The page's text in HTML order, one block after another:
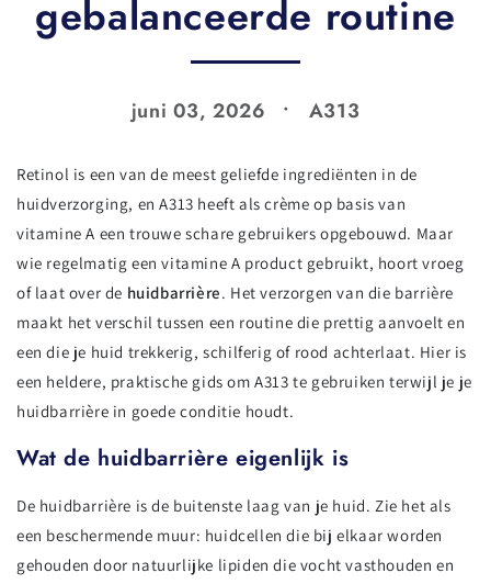
gebalanceerde routine
juni 03, 2026 A313
Retinol is een van de meest geliefde ingrediënten in de
huidverzorging, en A313 heeft als crème op basis van
vitamine A een trouwe schare gebruikers opgebouwd. Maar
wie regelmatig een vitamine A product gebruikt, hoort vroeg
of laat over de huidbarrière. Het verzorgen van die barrière
maakt het verschil tussen een routine die prettig aanvoelt en
een die je huid trekkerig, schilferig of rood achterlaat. Hier is
een heldere, praktische gids om A313 te gebruiken terwijl je je
huidbarrière in goede conditie houdt.
Wat de huidbarrière eigenlijk is
De huidbarrière is de buitenste laag van je huid. Zie het als
een beschermende muur: huidcellen die bij elkaar worden
gehouden door natuurlijke lipiden die vocht vasthouden en